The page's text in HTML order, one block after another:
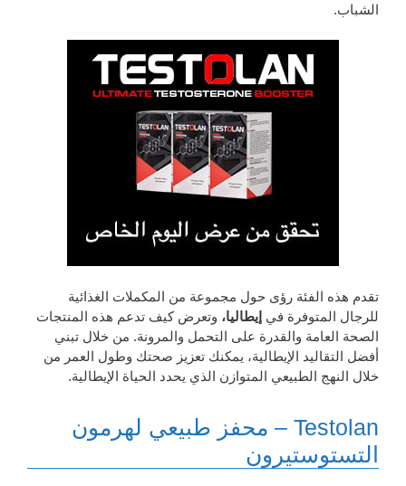
الشباب.
تقدم هذه الفئة رؤى حول مجموعة من المكملات الغذائية
للرجال المتوفرة في إيطاليا، وتعرض كيف تدعم هذه المنتجات
الصحة العامة والقدرة على التحمل والمرونة. من خلال تبني
أفضل التقاليد الإيطالية، يمكنك تعزيز صحتك وطول العمر من
خلال النهج الطبيعي المتوازن الذي يحدد الحياة الإيطالية.
Testolan – محفز طبيعي لهرمون
التستوستيرون